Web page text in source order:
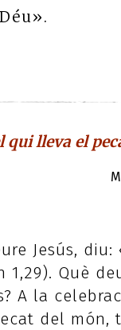
qui lleva el
Jesús, diu:
Què
A la
del món,